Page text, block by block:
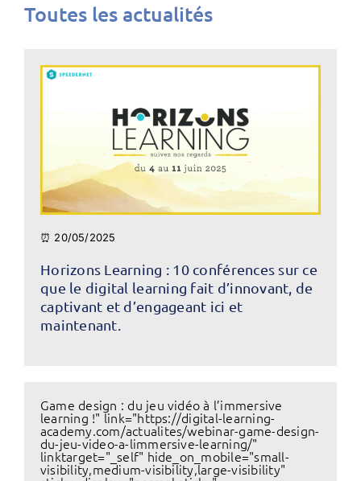
Toutes les actualités
⏰ 20/05/2025
Horizons Learning : 10 conférences sur ce
que le digital learning fait d’innovant, de
captivant et d’engageant ici et
maintenant.
Game design : du jeu vidéo à l’immersive
learning !" link="https://digital-learning-
academy.com/actualites/webinar-game-design-
du-jeu-video-a-limmersive-learning/"
linktarget="_self" hide_on_mobile="small-
visibility,medium-visibility,large-visibility"